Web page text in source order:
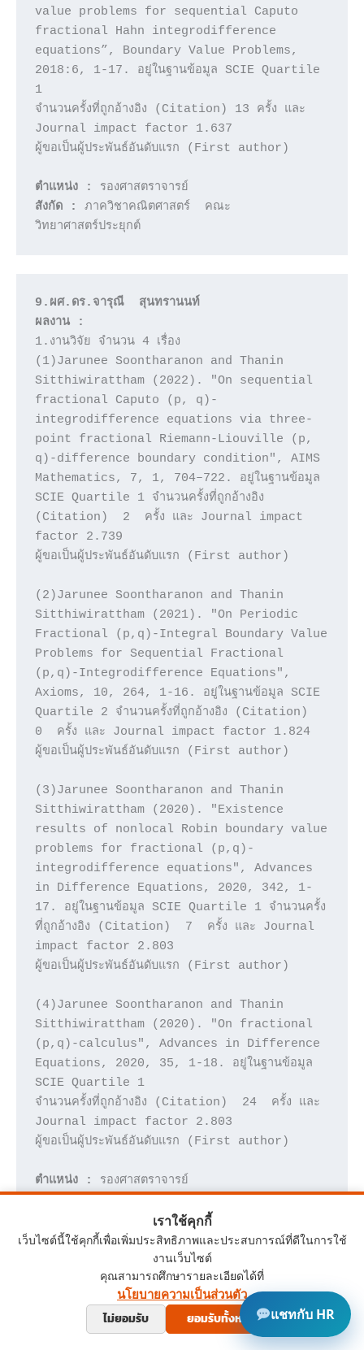
value problems for sequential Caputo
fractional Hahn integrodifference
equations”, Boundary Value Problems,
2018:6, 1-17. อยู่ในฐานข้อมูล SCIE Quartile
1
จำนวนครั้งที่ถูกอ้างอิง (Citation) 13 ครั้ง และ
Journal impact factor 1.637
ผู้ขอเป็นผู้ประพันธ์อันดับแรก (First author)
ตำแหน่ง :
สังกัด :
ภาควิชาคณิตศาสตร์  คณะ
9.ผศ.ดร.จารุณี  สุนทรานนท์
ผลงาน :
1.งานวิจัย จำนวน 4 เรื่อง
(1)Jarunee Soontharanon and Thanin
Sitthiwirattham (2022). "On sequential
fractional Caputo (p, q)-
integrodifference equations via three-
point fractional Riemann-Liouville (p,
q)-difference boundary condition", AIMS
Mathematics, 7, 1, 704–722. อยู่ในฐานข้อมูล
SCIE Quartile 1 จำนวนครั้งที่ถูกอ้างอิง
(Citation)  2  ครั้ง และ Journal impact
factor 2.739
ผู้ขอเป็นผู้ประพันธ์อันดับแรก (First author)
(2)Jarunee Soontharanon and Thanin
Sitthiwirattham (2021). "On Periodic
Fractional (p,q)-Integral Boundary Value
Problems for Sequential Fractional
(p,q)-Integrodifference Equations",
Axioms, 10, 264, 1-16. อยู่ในฐานข้อมูล SCIE
Quartile 2 จำนวนครั้งที่ถูกอ้างอิง (Citation)
0  ครั้ง และ Journal impact factor 1.824
ผู้ขอเป็นผู้ประพันธ์อันดับแรก (First author)
(3)Jarunee Soontharanon and Thanin
Sitthiwirattham (2020). "Existence
results of nonlocal Robin boundary value
problems for fractional (p,q)-
integrodifference equations", Advances
in Difference Equations, 2020, 342, 1-
17. อยู่ในฐานข้อมูล SCIE Quartile 1 จำนวนครั้ง
ที่ถูกอ้างอิง (Citation)  7  ครั้ง และ Journal
impact factor 2.803
ผู้ขอเป็นผู้ประพันธ์อันดับแรก (First author)
(4)Jarunee Soontharanon and Thanin
Sitthiwirattham (2020). "On fractional
(p,q)-calculus", Advances in Difference
Equations, 2020, 35, 1-18. อยู่ในฐานข้อมูล
SCIE Quartile 1
จำนวนครั้งที่ถูกอ้างอิง (Citation)  24  ครั้ง และ
Journal impact factor 2.803
ผู้ขอเป็นผู้ประพันธ์อันดับแรก (First author)
ตำแหน่ง :
วิทยาศาสตร์ประยุกต์
10.ผศ.ดร.สายชล  ศรีแป้น
1.งานวิจัย จำนวน 8 เรื่อง
แชทกับ HR
เราใช้คุกกี้
เว็บไซต์นี้ใช้คุกกี้เพื่อเพิ่มประสิทธิภาพและประสบการณ์ที่ดีในการใช้
งานเว็บไซต์
คุณสามารถศึกษารายละเอียดได้ที่
นโยบายความเป็นส่วนตัว
ไม่ยอมรับ ยอมรับทั้งหมด